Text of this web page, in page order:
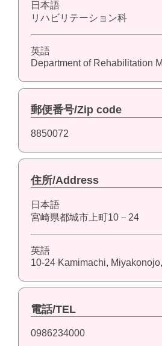
日本語
リハビリテーション科
英語
Department of Rehabilitation
郵便番号/Zip code
8850072
住所/Address
日本語
宮崎県都城市上町10－24
英語
10-24 Kamimachi,
電話/TEL
0986234000